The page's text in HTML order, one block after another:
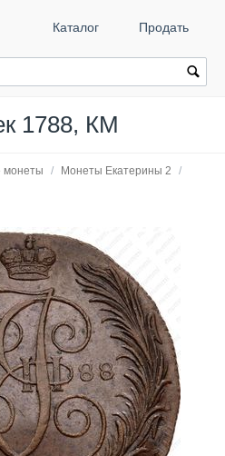
Каталог Продать
1788, КМ
монеты / Монеты Екатерины 2
/